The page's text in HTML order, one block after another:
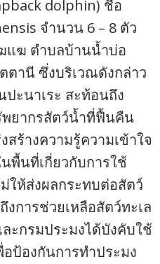
dolphin) ชื่อ
จำนวน 6 – 8 ตัว
แฆ ตำบลบ้านน้ำบ่อ
ตานี ซึ่งบริเวณดังกล่าว
ะนาเระ สะท้อนถึง
ยากรสัตว์น้ำที่ฟื้นคืน
สร้างความรู้ความเข้าใจ
พื้นที่เกี่ยวกับการใช้
ให้ส่งผลกระทบต่อสัตว์
งการช่วยเหลือสัตว์ทะเล
ะกรมประมงได้บังคับใช้
อป้องกันการทำประมง